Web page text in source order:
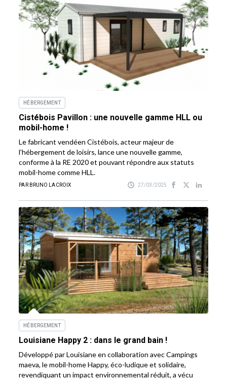
HÉBERGEMENT
Cistébois Pavillon : une nouvelle gamme HLL ou
mobil-home !
Le fabricant vendéen Cistébois, acteur majeur de
l’hébergement de loisirs, lance une nouvelle gamme,
conforme à la RE 2020 et pouvant répondre aux statuts
mobil-home comme HLL.
PAR BRUNO LACROIX 27/03/2025
HÉBERGEMENT
Louisiane Happy 2 : dans le grand bain !
Développé par Louisiane en collaboration avec Campings
maeva, le mobil-home Happy, éco-ludique et solidaire,
revendiquant un impact environnemental réduit, a vécu